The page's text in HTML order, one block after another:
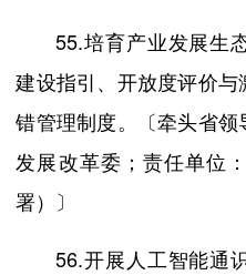
55.培育产业发展生
建设指引、开放度评价
错管理制度。〔牵头省
发展改革委；责任单位
署）〕
56.开展人工智能通